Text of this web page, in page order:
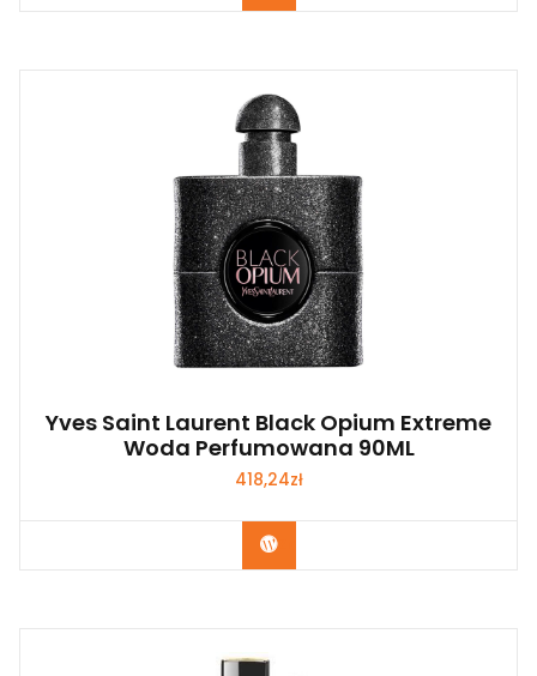
Yves Saint Laurent Black Opium Extreme
Woda Perfumowana 90ML
418,24zł
Zobacz